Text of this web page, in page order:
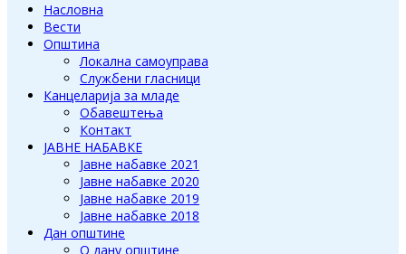
Насловна
Вести
Општина
Локална самоуправа
Службени гласници
Канцеларија за младе
Обавештења
Контакт
ЈАВНЕ НАБАВКЕ
Јавне набавке 2021
Јавне набавке 2020
Јавне набавке 2019
Јавне набавке 2018
Дан општине
О дану општине